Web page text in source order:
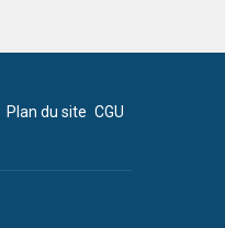
Plan du site CGU